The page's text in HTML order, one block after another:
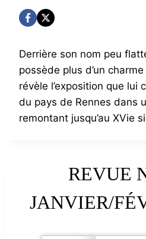
Derrière son nom peu
possède plus d’un
révèle l’exposition que lui
du pays de Rennes dans
remontant jusqu’au XVie
REVUE
JANVIER/